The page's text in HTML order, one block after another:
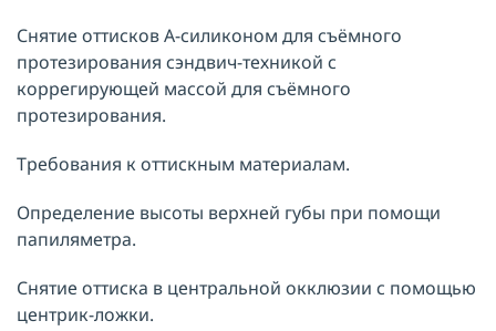
Снятие оттисков А-силиконом для съёмного
протезирования сэндвич-техникой с
коррегирующей массой для съёмного
протезирования.
Требования к оттискным материалам.
Определение высоты верхней губы при помощи
папиляметра.
Снятие оттиска в центральной окклюзии с помощью
центрик-ложки.